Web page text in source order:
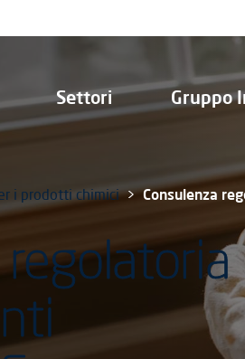
Settori Gruppo
i prodotti chimici Consulenza